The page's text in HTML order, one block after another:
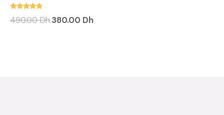
4.50
490.00Dh380.00 Dh